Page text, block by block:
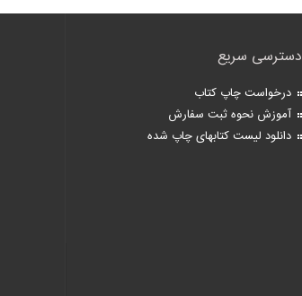
دسترسی سریع
درخواست چاپ کتاب
آموزش نحوه ثبت سفارش
دانلود لیست کتابهای چاپ شده